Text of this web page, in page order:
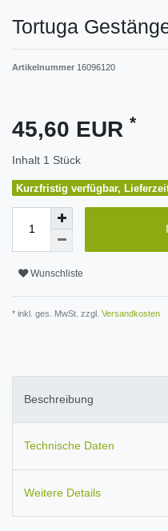
Tortuga
Artikelnummer 16096120
45,60 EUR *
Inhalt 1 Stück
Kurzfristig verfügbar,
Wunschliste
* inkl. ges. MwSt. zzgl. Versandkosten
Beschreibung
Technische Daten
Weitere Details